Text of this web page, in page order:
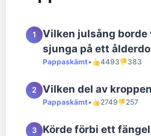
1
Vilken julsång borde
sjunga på ett
Pappaskämt• 4493 383
2 Vilken del av
Pappaskämt• 2749 257
3 Körde förbi ett